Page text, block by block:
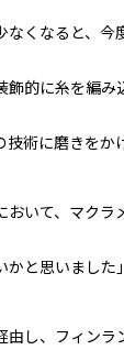
なくなると、今
飾的に糸を編
術に磨きをか
おいて、マク
と思いました
由し、フィン